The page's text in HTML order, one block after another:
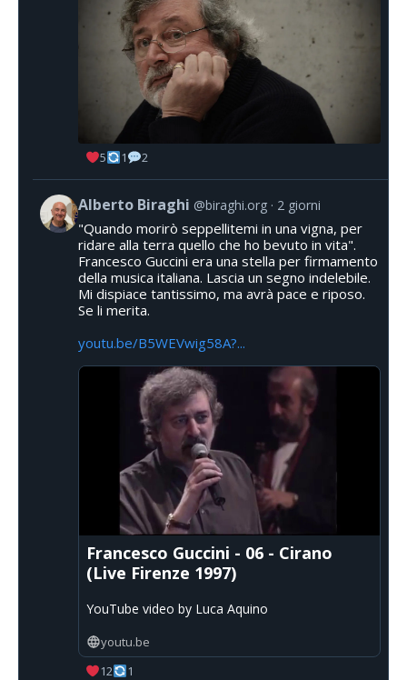
5 1 2
Alberto Biraghi @biraghi.org 2 giorni
"Quando morirò seppellitemi in una vigna, per
ridare alla terra quello che ho bevuto in vita".
Francesco Guccini era una stella per firmamento
della musica italiana. Lascia un segno indelebile.
Mi dispiace tantissimo, ma avrà pace e riposo.
Se li merita.
youtu.be/B5WEVwig58A?...
Francesco Guccini - 06 - Cirano
(Live Firenze 1997)
YouTube video by Luca Aquino
youtu.be
12
1